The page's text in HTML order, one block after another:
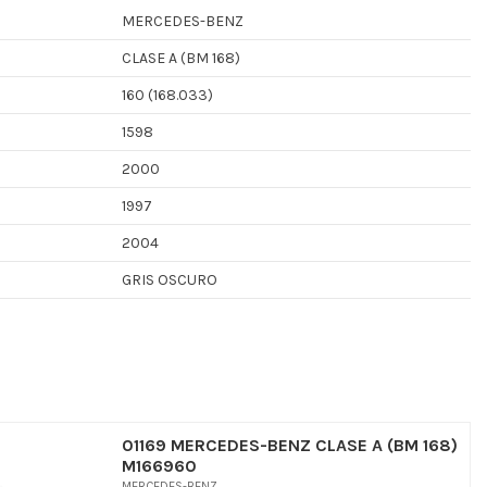
MERCEDES-BENZ
CLASE A (BM 168)
160 (168.033)
1598
2000
1997
2004
GRIS OSCURO
01169 MERCEDES-BENZ CLASE A (BM 168)
M166960